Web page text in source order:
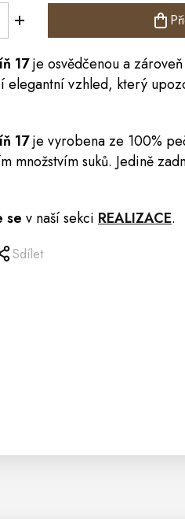
17je osvědčenou a
elegantní vzhled, který
17je vyrobena ze 100%
množstvím suků. Jedině
se v naší sekci REALIZACE.
Sdílet